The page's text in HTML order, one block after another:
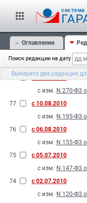
cистема
Оглавление
Поиск редакции на дату
Выберите две редакции
с изм.
N 87-Ф3 от
N 263-Ф3
79
с 29.10.2010
N 197-Ф3
78
с 06.10.2010
с изм. N 270-Ф3
77
с 10.08.2010
с изм. N 195-Ф3
76
с 06.08.2010
с изм. N 155-Ф3
75
с 05.07.2010
с изм. N 147-Ф3
74
с 02.07.2010
с изм. N 120-Ф3